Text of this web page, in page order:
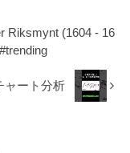
Riksmynt (1604 - 16
ャート分析